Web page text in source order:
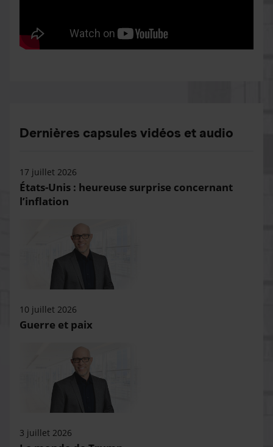
Dernières capsules vidéos et audio
17 juillet 2026
États-Unis : heureuse surprise concernant
l’inflation
10 juillet 2026
Guerre et paix
3 juillet 2026